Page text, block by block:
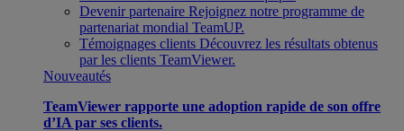
Devenir partenaire Rejoignez notre programme de
partenariat mondial TeamUP.
Témoignages clients Découvrez les résultats obtenus
par les clients TeamViewer.
Nouveautés
TeamViewer rapporte une adoption rapide de son offre
d’IA par ses clients.